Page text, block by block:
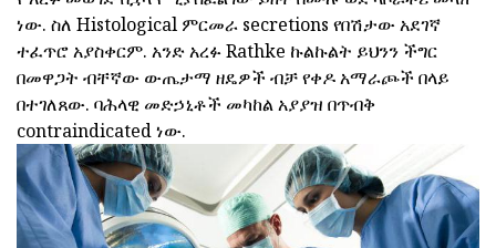
ነው. ስለ Histological ምርመራ secretions የበሽታው አደገኛ
ተፈጥሮ አያስቀርም. አንድ አረፉ Rathke ኩልኩልት ይህንን ችግር
በመዋጋት ብቸኛው ውጤታማ ዘዴዎች ብቻ የቀዶ አማራጮች በላይ
በተገለጸው. ባሕላዊ መድኃኒቶች መካከል አያያዝ በጥብቅ
contraindicated ነው.